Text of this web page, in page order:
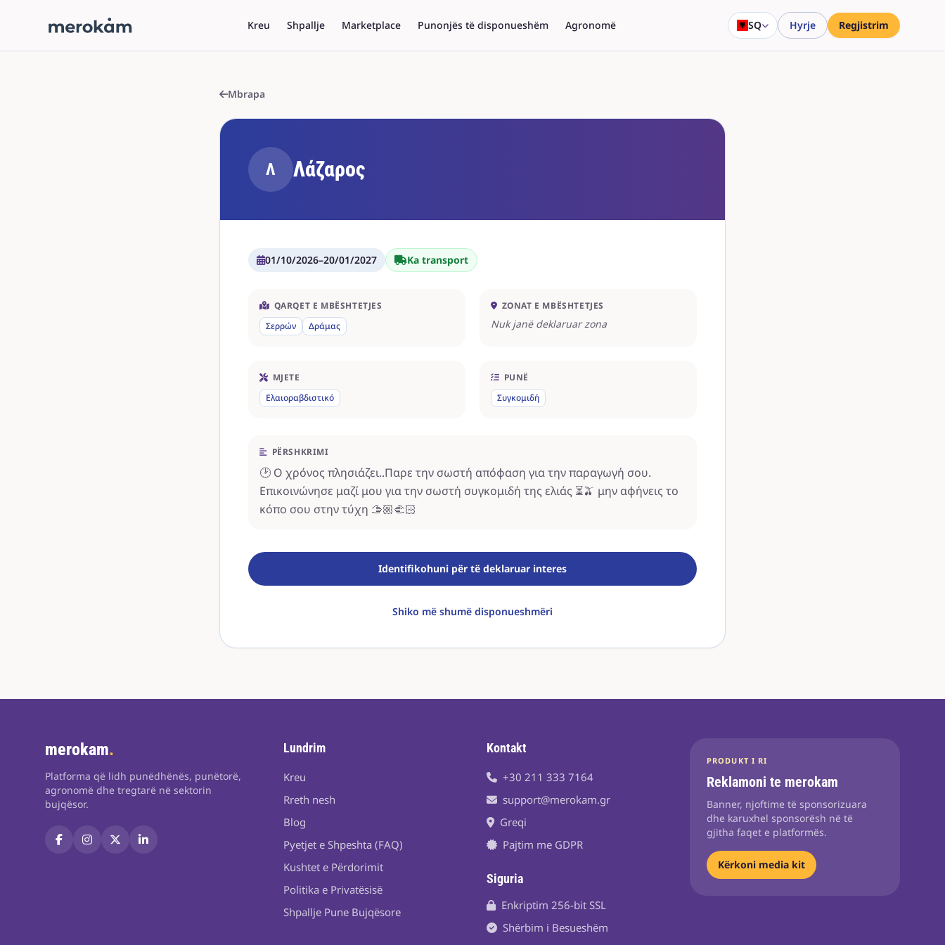
Kreu Shpallje Marketplace Punonjës të disponueshëm Agronomë SQ Hyrje Regjistrim
Mbrapa
Λ Λάζαρος
01/10/2026–20/01/2027 Ka transport
QARQET E MBËSHTETJES
Σερρών
Δράμας
ZONAT E MBËSHTETJES
Nuk janë deklaruar zona
MJETE
Ελαιοραβδιστικό
PUNË
Συγκομιδή
PËRSHKRIMI
🕑 Ο χρόνος πλησιάζει..Παρε την σωστή απόφαση για την παραγωγή σου.
Επικοινώνησε μαζί μου για την σωστή συγκομιδή της ελιάς ⏳️🫒 μην αφήνεις το
κόπο σου στην τύχη 🫱🏼‍🫲🏻
Identifikohuni për të deklaruar interes
Shiko më shumë disponueshmëri
merokam.
Platforma që lidh punëdhënës, punëtorë,
agronomë dhe tregtarë në sektorin
bujqësor.
Lundrim
Kreu
Rreth nesh
Blog
Pyetjet e Shpeshta (FAQ)
Kushtet e Përdorimit
Politika e Privatësisë
Shpallje Pune Bujqësore
Kontakt
+30 211 333 7164
support@merokam.gr
Greqi
Pajtim me GDPR
Siguria
Enkriptim 256-bit SSL
Shërbim i Besueshëm
PRODUKT I RI
Reklamoni te merokam
Banner, njoftime të sponsorizuara
dhe karuxhel sponsorësh në të
gjitha faqet e platformës.
Kërkoni media kit